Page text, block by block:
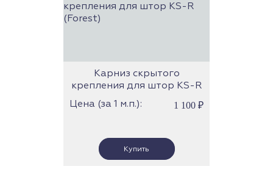
Карниз скрытого
крепления для штор KS-R
(Forest)
Цена (за 1 м.п.): 1 100 ₽